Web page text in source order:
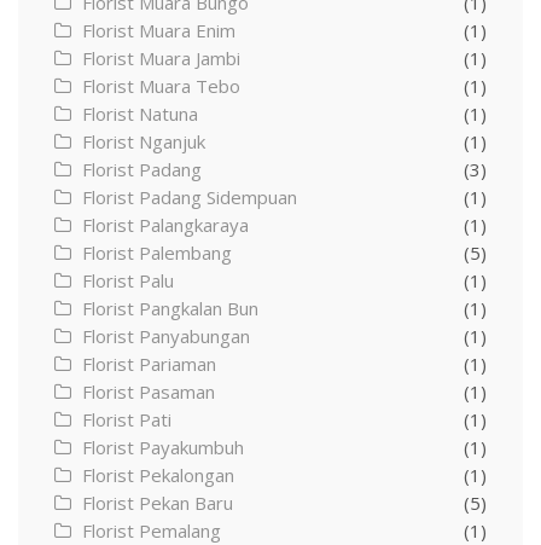
Florist Muara Enim
(1)
Florist Muara Jambi
(1)
Florist Muara Tebo
(1)
Florist Natuna
(1)
Florist Nganjuk
(1)
Florist Padang
(3)
Florist Padang Sidempuan
(1)
Florist Palangkaraya
(1)
Florist Palembang
(5)
Florist Palu
(1)
Florist Pangkalan Bun
(1)
Florist Panyabungan
(1)
Florist Pariaman
(1)
Florist Pasaman
(1)
Florist Pati
(1)
Florist Payakumbuh
(1)
Florist Pekalongan
(1)
Florist Pekan Baru
(5)
Florist Pemalang
(1)